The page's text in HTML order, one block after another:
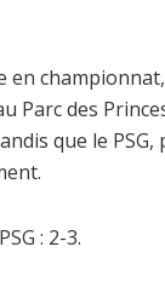
Parc des
que le
: 2-3.